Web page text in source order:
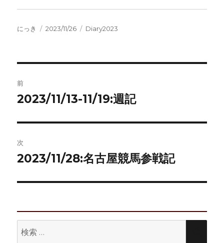
投
にっき
投
2023/11/26
カ
Diary2023
稿
ビ
ゲ
ー
ョ
前
前
投
稿:
2023/11/13-11/19:週記
次
次
投
2023/11/28:名古屋競馬参戦記